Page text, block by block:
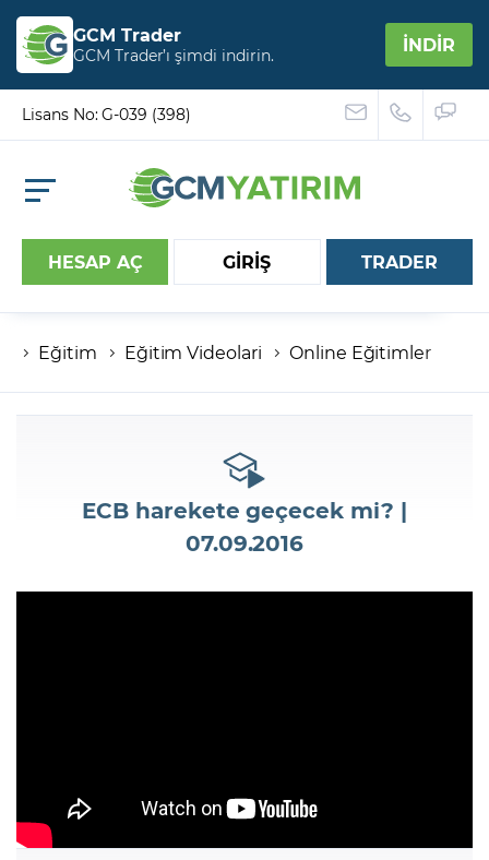
GCM Trader
GCM Trader’ı şimdi indirin. İNDİR
Lisans No: G-039 (398)
HESAP AÇ GİRİŞ
Hesap numaranız
Şifreniz
TRADER
Eğitim Eğitim Videolari Online Eğitimler
ECB harekete geçecek mi? |
07.09.2016